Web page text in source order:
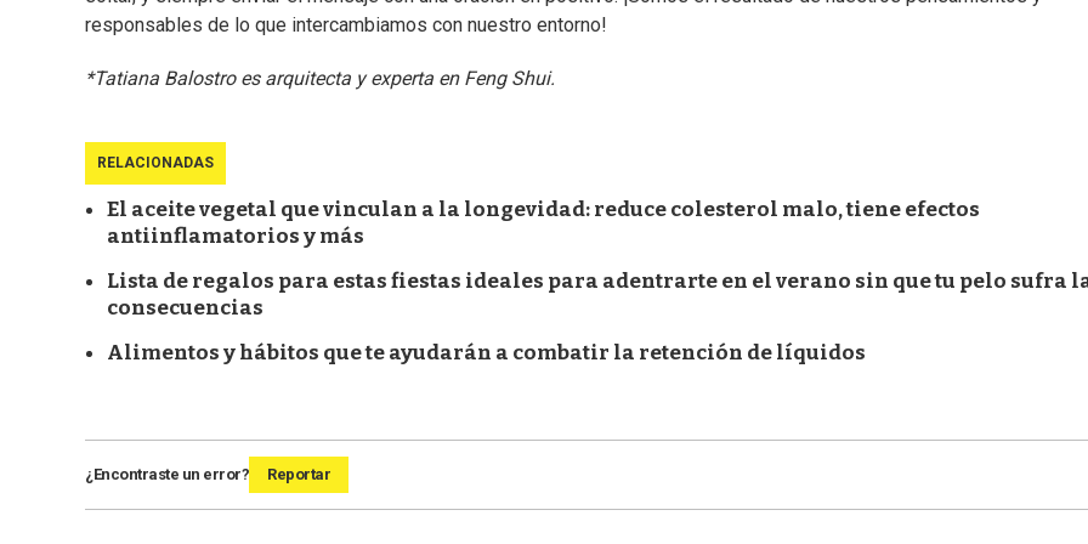
responsables de lo que intercambiamos con nuestro entorno!
*Tatiana Balostro es arquitecta y experta en Feng Shui.
RELACIONADAS
El aceite vegetal que vinculan a la longevidad: reduce colesterol malo, tiene efectos
antiinflamatorios y más
Lista de regalos para estas fiestas ideales para adentrarte en el verano sin que tu pelo sufra
consecuencias
Alimentos y hábitos que te ayudarán a combatir la retención de líquidos
¿Encontraste un error? Reportar